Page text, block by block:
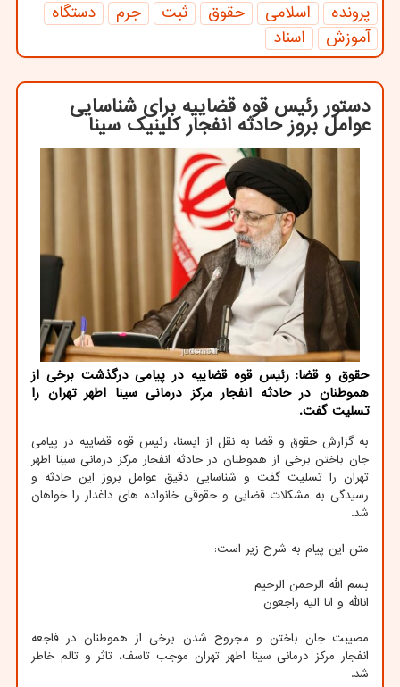
پرونده اسلامی حقوق ثبت جرم
دستگاه
آموزش
اسناد
دستور رئیس قوه قضاییه برای شناسایی
عوامل بروز حادثه انفجار كلینیك سینا
حقوق و قضا: رئیس قوه قضاییه در پیامی درگذشت برخی از
هموطنان در حادثه انفجار مركز درمانی سینا اطهر تهران را
تسلیت گفت.
به گزارش حقوق و قضا به نقل از ایسنا، رئیس قوه قضاییه در پیامی
جان باختن برخی از هموطنان در حادثه انفجار مرکز درمانی سینا اطهر
تهران را تسلیت گفت و شناسایی دقیق عوامل بروز این حادثه و
رسیدگی به مشکلات قضایی و حقوقی خانواده های داغدار را خواهان
شد.
متن این پیام به شرح زیر است:
بسم الله الرحمن الرحیم
انالله و انا الیه راجعون
مصیبت جان باختن و مجروح شدن برخی از هموطنان در فاجعه
انفجار مرکز درمانی سینا اطهر تهران موجب تاسف، تاثر و تالم خاطر
شد.